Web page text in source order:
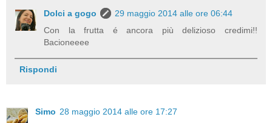
Dolci a gogo
29 maggio 2014 alle ore 06:44
Con la frutta é ancora più delizioso credimi!!
Bacioneeee
Rispondi
Simo 28 maggio 2014 alle ore 17:27